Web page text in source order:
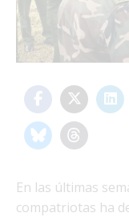
En las últimas
compatriotas ha